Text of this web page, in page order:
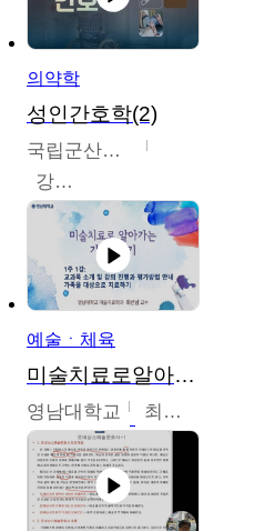
의약학
성인간호학(2)
국립군산대학교
강경아
예술ㆍ체육
미술치료로알아가는가족이야기
영남대학교 최선남